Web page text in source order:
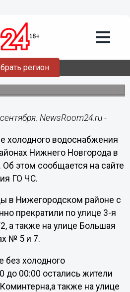
регион
Новгороде
связано с
NewsRoom24.ru -
холодного водоснабжения
Нижнего Новгорода в
Об этом сообщается на сайте
ГО ЧС.
в Нижегородском районе с
прекратили по улице 3-я
а также на улице Большая
№ 5 и 7.
без холодного
до 00:00 остались жители
также на улице